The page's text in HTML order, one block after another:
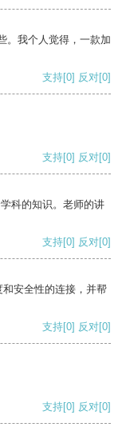
。我个人觉得，一款加
支持[0] 反对[0]
支持[0] 反对[0]
科的知识。老师的讲
支持[0] 反对[0]
安全性的连接，并帮
支持[0] 反对[0]
支持[0] 反对[0]